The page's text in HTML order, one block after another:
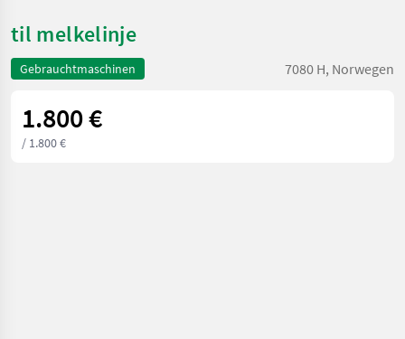
til melkelinje
Gebrauchtmaschinen 7080 H, Norwegen
1.800 €
/ 1.800 €